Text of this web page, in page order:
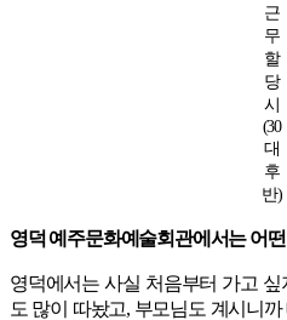
근
무
할
당
시
(30
대
후
반)
영덕 예주문화예술회관에서는 어
영덕에서는 사실 처음부터 가고
도 많이 따놨고, 부모님도 계시니